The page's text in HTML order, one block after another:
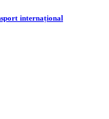
internațional